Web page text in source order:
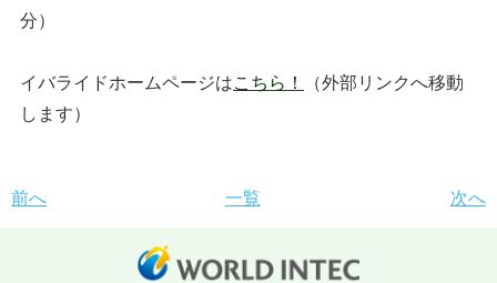
分）
イバライドホームページはこちら！
（外部リンクへ移動
します）
前へ 一覧 次へ